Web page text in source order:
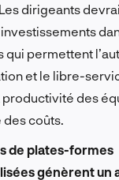
dirigeants
qui permettent
et le libre-
productivité des
coûts.
de plates-formes
génèrent un